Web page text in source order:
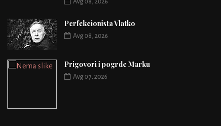
Avg 08, 2026
Perfekcionista Vlatko
Avg 08, 2026
Prigovori i pogrde Marku
Avg 07, 2026